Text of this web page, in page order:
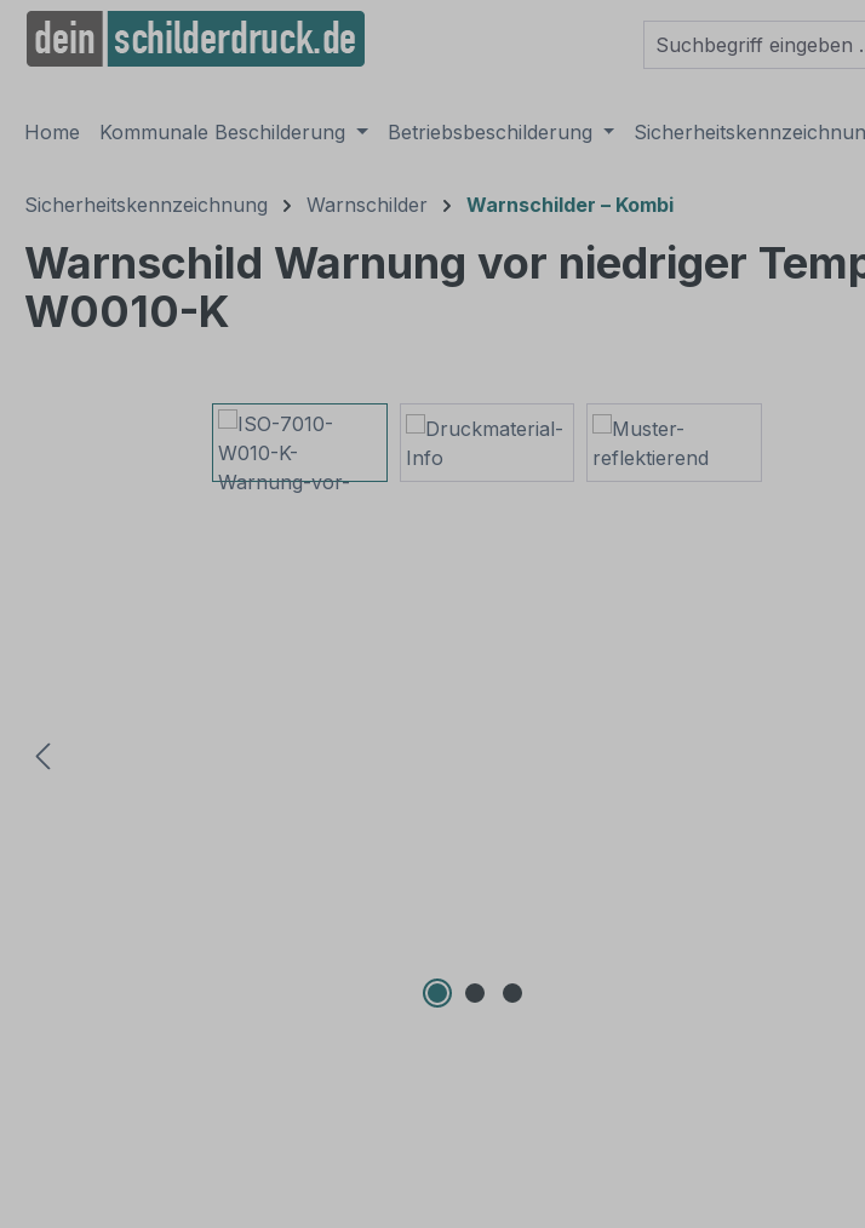
Zur Hauptnavigation springen
Home Kommunale Beschilderung Betriebsbeschilderung
Sicherheitskennzeichnung Warnschilder Warnschilder – Kombi
Warnschild Warnung vor niedriger
W0010-K
Bildergalerie überspringen